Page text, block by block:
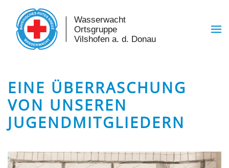
Skip to main content
EINE ÜBERRASCHUNG
VON UNSEREN
JUGENDMITGLIEDERN